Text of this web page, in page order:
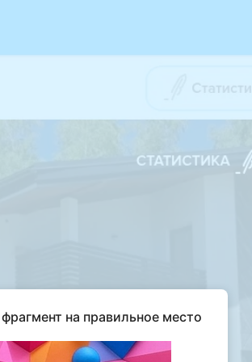
на правильное место